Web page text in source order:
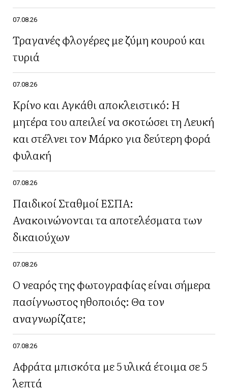
07.08.26
Τραγανές φλογέρες με ζύμη κουρού και
τυριά
07.08.26
Κρίνο και Αγκάθι αποκλειστικό: Η
μητέρα του απειλεί να σκοτώσει τη Λευκή
και στέλνει τον Μάρκο για δεύτερη φορά
φυλακή
07.08.26
Παιδικοί Σταθμοί ΕΣΠΑ:
Ανακοινώνονται τα αποτελέσματα των
δικαιούχων
07.08.26
Ο νεαρός της φωτογραφίας είναι σήμερα
πασίγνωστος ηθοποιός: Θα τον
αναγνωρίζατε;
07.08.26
Αφράτα μπισκότα με 5 υλικά έτοιμα σε 5
λεπτά